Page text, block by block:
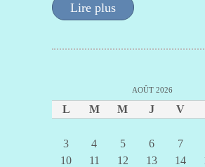
Lire plus
AOÛT 2026
L M M J V
3
4 5 6 7
10
11 12 13 14